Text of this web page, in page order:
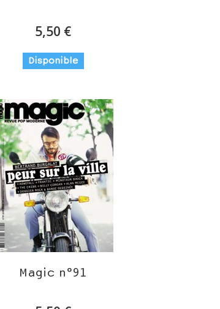
5,50 €
Disponible
Magic n°91